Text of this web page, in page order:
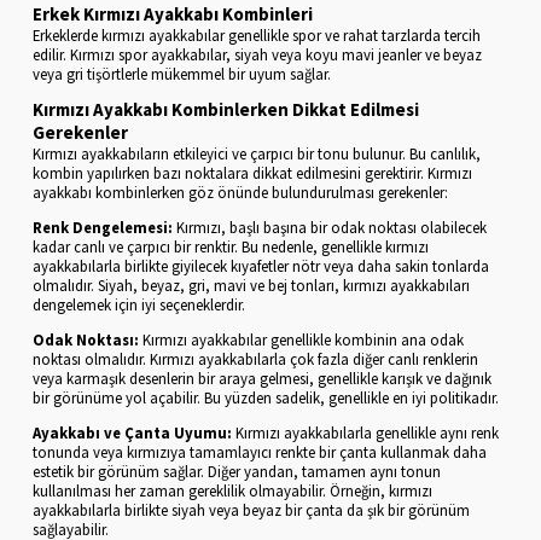
Erkek Kırmızı Ayakkabı Kombinleri
Erkeklerde kırmızı ayakkabılar genellikle spor ve rahat tarzlarda tercih
edilir. Kırmızı spor ayakkabılar, siyah veya koyu mavi jeanler ve beyaz
veya gri tişörtlerle mükemmel bir uyum sağlar.
Kırmızı Ayakkabı Kombinlerken Dikkat Edilmesi
Gerekenler
Kırmızı ayakkabıların etkileyici ve çarpıcı bir tonu bulunur. Bu canlılık,
kombin yapılırken bazı noktalara dikkat edilmesini gerektirir. Kırmızı
ayakkabı kombinlerken göz önünde bulundurulması gerekenler:
Renk Dengelemesi: Kırmızı, başlı başına bir odak noktası olabilecek
kadar canlı ve çarpıcı bir renktir. Bu nedenle, genellikle kırmızı
ayakkabılarla birlikte giyilecek kıyafetler nötr veya daha sakin tonlarda
olmalıdır. Siyah, beyaz, gri, mavi ve bej tonları, kırmızı ayakkabıları
dengelemek için iyi seçeneklerdir.
Odak Noktası: Kırmızı ayakkabılar genellikle kombinin ana odak
noktası olmalıdır. Kırmızı ayakkabılarla çok fazla diğer canlı renklerin
veya karmaşık desenlerin bir araya gelmesi, genellikle karışık ve dağınık
bir görünüme yol açabilir. Bu yüzden sadelik, genellikle en iyi politikadır.
Ayakkabı ve Çanta Uyumu: Kırmızı ayakkabılarla genellikle aynı renk
tonunda veya kırmızıya tamamlayıcı renkte bir çanta kullanmak daha
estetik bir görünüm sağlar. Diğer yandan, tamamen aynı tonun
kullanılması her zaman gereklilik olmayabilir. Örneğin, kırmızı
ayakkabılarla birlikte siyah veya beyaz bir çanta da şık bir görünüm
sağlayabilir.